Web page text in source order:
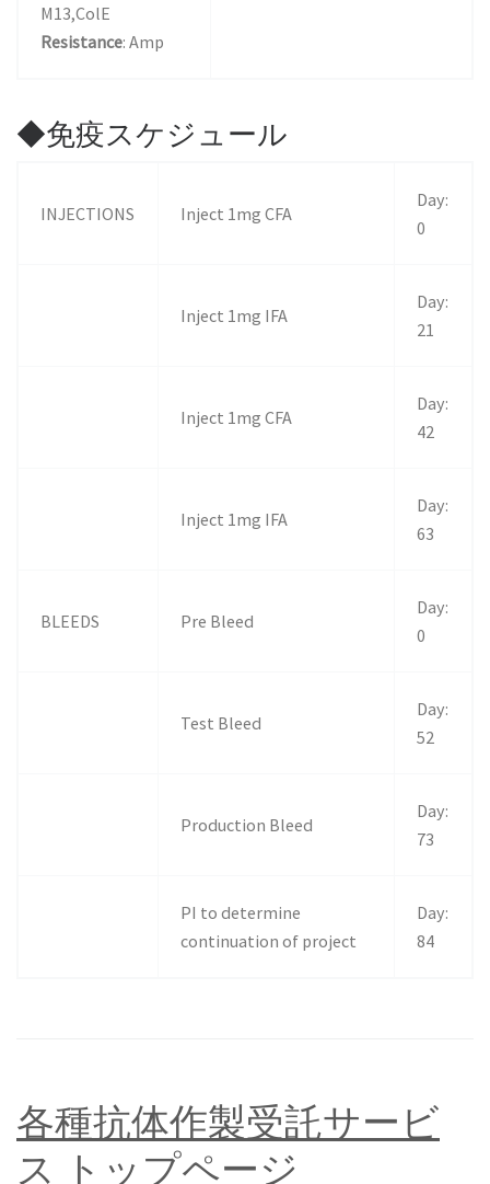
M13,ColE
Resistance: Amp
◆免疫スケジュール
INJECTIONS Inject 1mg CFA
Day:
0
Inject 1mg IFA
Day:
21
Inject 1mg CFA
Day:
42
Inject 1mg IFA
Day:
63
BLEEDS Pre Bleed
Day:
0
Test Bleed
Day:
52
Production Bleed
Day:
73
PI to determine
continuation of project
Day:
84
各種抗体作製受託サービ
ス トップページ